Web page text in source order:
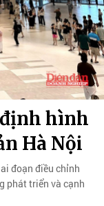
hình
Hà Nội
đoạn điều chỉnh
phát triển và cạnh